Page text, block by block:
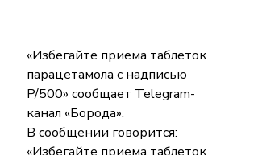
«Избегайте приема таблеток
парацетамола с надписью
P/500» сообщает Telegram-
канал «Борода».
В сообщении говорится: